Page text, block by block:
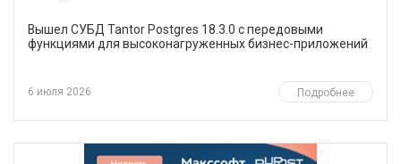
Вышел СУБД Tantor Postgres 18.3.0 с передовыми
функциями для высоконагруженных бизнес-приложений
6 июля 2026 Подробнее